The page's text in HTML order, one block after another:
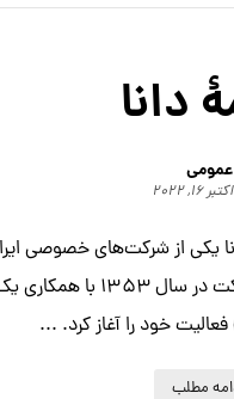
دانا
عمومی
اکتبر ۱۶, ۲۰۲۲
یکی از شرکت‌های خصوصی
مطلب